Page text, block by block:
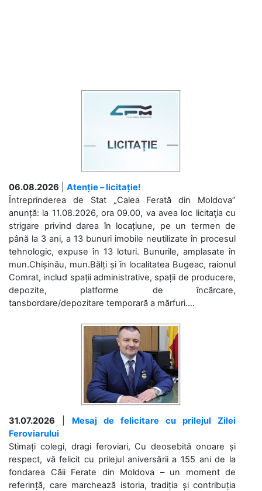
06.08.2026
Atenție – licitație!
Întreprinderea de Stat „Calea Ferată din Moldova”
anunță: la 11.08.2026, ora 09.00, va avea loc licitaţia cu
strigare privind darea în locațiune, pe un termen de
până la 3 ani, a 13 bunuri imobile neutilizate în procesul
tehnologic, expuse în 13 loturi. Bunurile, amplasate în
mun.Chișinău, mun.Bălți și în localitatea Bugeac, raionul
Comrat, includ spații administrative, spații de producere,
depozite, platforme de încărcare,
tansbordare/depozitare temporară a mărfuri....
31.07.2026
Mesaj de felicitare cu prilejul Zilei
Feroviarului
Stimați colegi, dragi feroviari, Cu deosebită onoare și
respect, vă felicit cu prilejul aniversării a 155 ani de la
fondarea Căii Ferate din Moldova – un moment de
referință, care marchează istoria, tradiția și contribuția